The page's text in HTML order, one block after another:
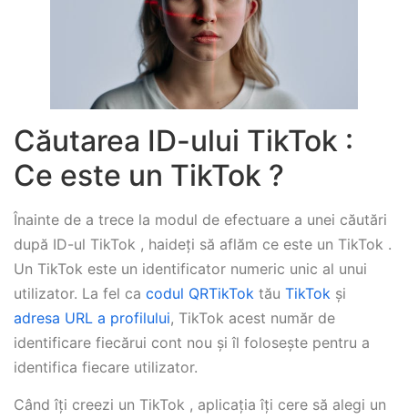
Căutarea ID-ului TikTok :
Ce este un TikTok ?
Înainte de a trece la modul de efectuare a unei căutări
după ID-ul TikTok , haideți să aflăm ce este un TikTok .
Un TikTok este un identificator numeric unic al unui
utilizator. La fel ca codul QRTikTok tău TikTok și
adresa URL a profilului, TikTok acest număr de
identificare fiecărui cont nou și îl folosește pentru a
identifica fiecare utilizator.
Când îți creezi un TikTok , aplicația îți cere să alegi un